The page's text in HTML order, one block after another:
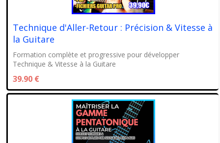
Technique d'Aller-Retour : Précision & Vitesse à
la Guitare
Formation complète et progressive pour développer
Technique & Vitesse à la Guitare
39.90 €